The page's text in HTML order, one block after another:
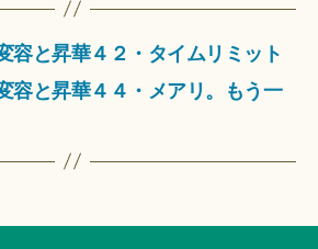
容と昇華４２・タイムリミット
容と昇華４４・メアリ。もう一